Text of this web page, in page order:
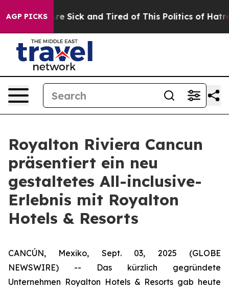
AGP PICKSAre Sick and Tired of This Politics of Hatred”
Royalton Riviera Cancun
präsentiert ein neu
gestaltetes All-inclusive-
Erlebnis mit Royalton
Hotels & Resorts
CANCÚN, Mexiko, Sept. 03, 2025 (GLOBE
NEWSWIRE) -- Das kürzlich gegründete
Unternehmen Royalton Hotels & Resorts gab heute